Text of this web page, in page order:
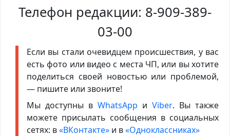
Телефон редакции: 8-909-389-
03-00
Если вы стали очевидцем происшествия, у вас
есть фото или видео с места ЧП, или вы хотите
поделиться своей новостью или проблемой,
— пишите или звоните!
Мы доступны в WhatsApp иViber. Вы также
можете присылать сообщения в социальных
сетях: в«ВКонтакте»и в«Одноклассниках»